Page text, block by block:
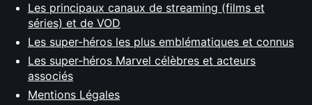
Les principaux canaux de streaming (films et
séries) et de VOD
Les super-héros les plus emblématiques et connus
Les super-héros Marvel célèbres et acteurs
associés
Mentions Légales